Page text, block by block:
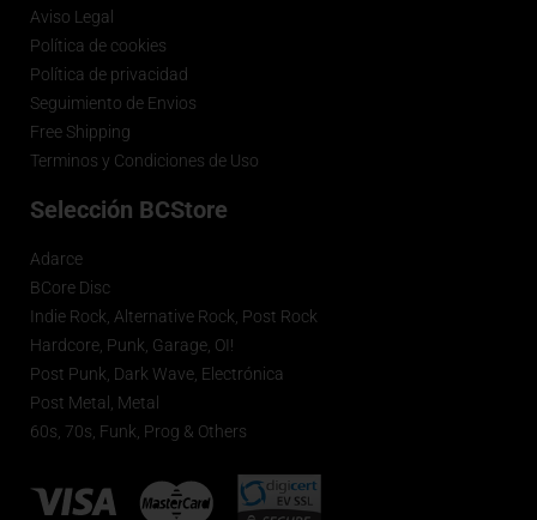
Aviso Legal
Política de cookies
Política de privacidad
Seguimiento de Envios
Free Shipping
Terminos y Condiciones de Uso
Selección BCStore
Adarce
BCore Disc
Indie Rock, Alternative Rock, Post Rock
Hardcore, Punk, Garage, OI!
Post Punk, Dark Wave, Electrónica
Post Metal, Metal
60s, 70s, Funk, Prog & Others